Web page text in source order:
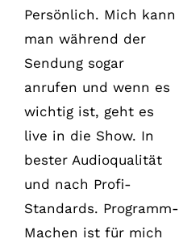
Persönlich. Mich kann
man während der
Sendung sogar
anrufen und wenn es
wichtig ist, geht es
live in die Show. In
bester Audioqualität
und nach Profi-
Standards. Programm-
Machen ist für mich